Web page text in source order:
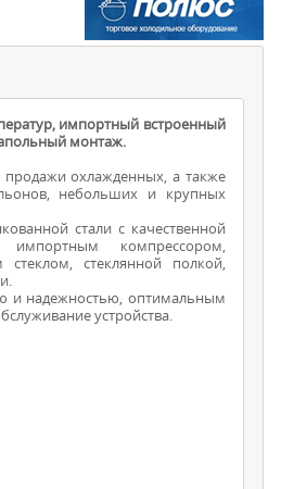
ВИТРИНЫ ДЛЯ
ПРОДУКТОВ
импортный встроенный
монтаж.
продажи охлажденных, а также
небольших и крупных
стали с качественной
компрессором,
стеклянной полкой,
и надежностью, оптимальным
устройства.